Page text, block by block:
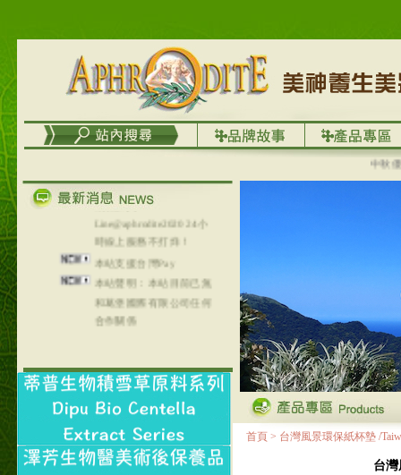
中秋優選
在外租屋者、居住處無管
理員、不方便在工作地點
取件者，歡迎多多使用
【郵局i郵箱】的服務喔～
【i郵箱】設立的地點，請
成功加入
Line@aphrodite2020 24小
時線上服務不打烊！
本站支援台灣Pay
本站聲明：本站目前已無
和葛堡國際有限公司任何
合作關係
本站支援支付宝
NT$320(RMB￥71.00)
首頁 > 台灣風景環保紙杯墊 /
台灣